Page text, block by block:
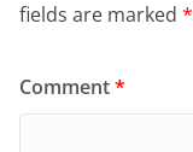
fields are marked *
Comment*